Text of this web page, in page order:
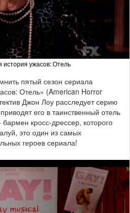
история ужасов: Отель
пятый сезон сериала
Отель» (American Horror
Джон Лоу расследует серию
его в таинственный отель
кросс-дрессер, которого
это один из самых
героев сериала!